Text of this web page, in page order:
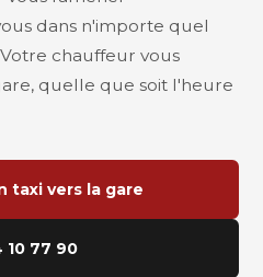
dans n'importe quel
chauffeur vous
quelle que soit l'heure
taxi vers la gare
10 77 90